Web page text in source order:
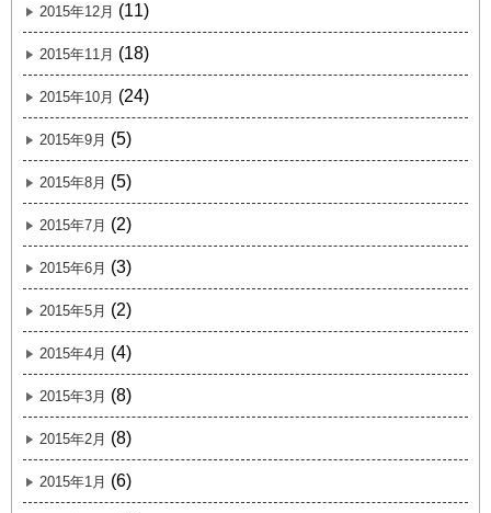
2015年12月 (11)
2015年11月 (18)
2015年10月 (24)
2015年9月 (5)
2015年8月 (5)
2015年7月 (2)
2015年6月 (3)
2015年5月 (2)
2015年4月 (4)
2015年3月 (8)
2015年2月 (8)
2015年1月 (6)